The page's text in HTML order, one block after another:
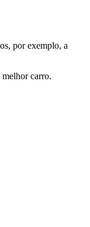
por exemplo, a
melhor carro.